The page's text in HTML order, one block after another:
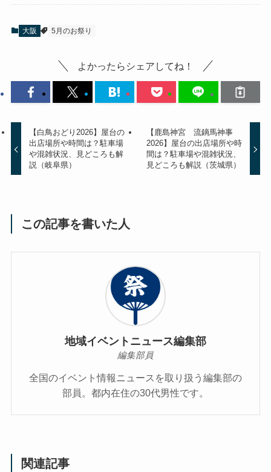
大阪 5月のお祭り
よかったらシェアしてね！
【白鳥おどり2026】屋台の
出店場所や時間は？駐車場
や混雑状況、見どころも解
説（岐阜県）
【鹿島神宮 流鏑馬神事
2026】屋台の出店場所や時
間は？駐車場や混雑状況、
見どころも解説（茨城県）
この記事を書いた人
地域イベントニュース編集部
編集部員
全国のイベント情報ニュースを取り扱う編集部の
部員。都内在住の30代男性です。
関連記事